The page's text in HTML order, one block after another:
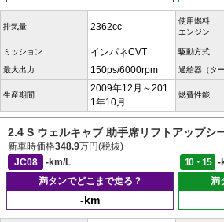
排気量 2362cc
使用燃料
エンジン
ミッション インパネCVT 駆動方式
最大出力 150ps/6000rpm 過給器（ター
生産期間
2009年12月～201
1年10月
燃費性能
2.4 S ウェルキャブ 助手席リフトアップシ
新車時価格348.9万円(税抜)
JC08
-km/L 10・15
-
満タンでどこまで走る？
-km
満